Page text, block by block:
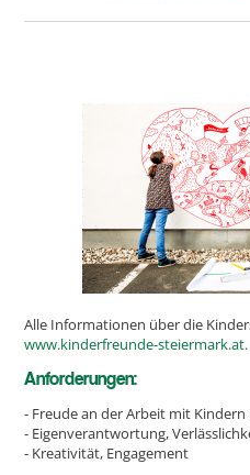
Alle Informationen über die
www.kinderfreunde-steiermark.at.
Anforderungen:
- Freude an der Arbeit mit Kindern
- Eigenverantwortung,
- Kreativität, Engagement